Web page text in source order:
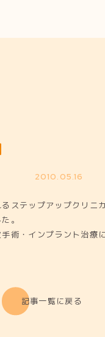
2010.05.16
ステップアップクリニ
。
術・インプラント治療
記事一覧に戻る